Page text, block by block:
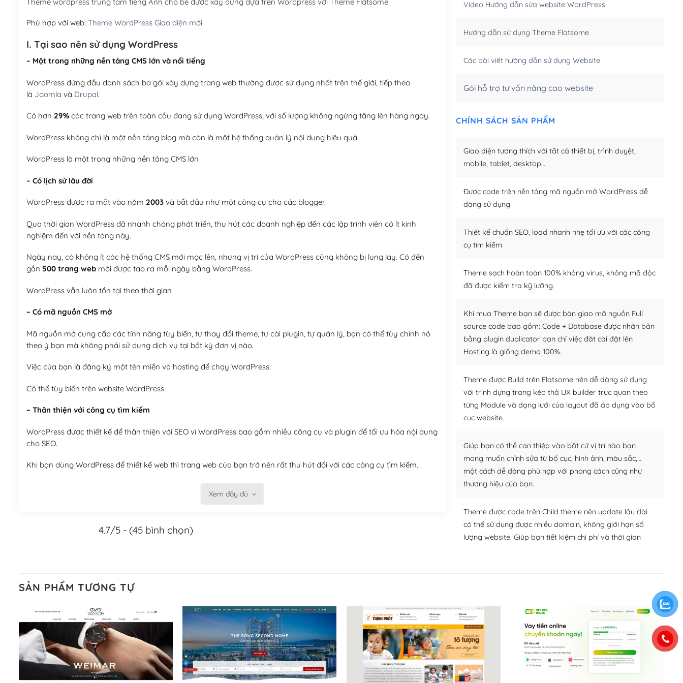
(+950,000₫)
Theme wordpress trung tâm tiếng Anh cho bé được xây dựng dựa trên Wordpress với Theme Flatsome
Phù hợp với web: Theme WordPress Giao diện mới
I. Tại sao nên sử dụng WordPress
– Một trong những nền tảng CMS lớn và nổi tiếng
WordPress đứng đầu danh sách ba gói xây dựng trang web thường được sử dụng nhất trên thế giới, tiếp theo
là Joomla và Drupal.
Có hơn 29%các trang web trên toàn cầu đang sử dụng WordPress, với số lượng không ngừng tăng lên hàng ngày.
WordPress không chỉ là một nền tảng blog mà còn là một hệ thống quản lý nội dung hiệu quả.
WordPress là một trong những nền tảng CMS lớn
– Có lịch sử lâu đời
WordPress được ra mắt vào năm 2003và bắt đầu như một công cụ cho các blogger.
Qua thời gian WordPress đã nhanh chóng phát triển, thu hút các doanh nghiệp đến các lập trình viên có ít kinh
nghiệm đến với nền tảng này.
Ngày nay, có không ít các hệ thống CMS mới mọc lên, nhưng vị trí của WordPress cũng không bị lung lay. Có đến
gần 500 trang webmới được tạo ra mỗi ngày bằng WordPress.
WordPress vẫn luôn tồn tại theo thời gian
– Có mã nguồn CMS mở
Mã nguồn mở cung cấp các tính năng tùy biến, tự thay đổi theme, tự cài plugin, tự quản lý, bạn có thể tùy chỉnh nó
theo ý bạn mà không phải sử dụng dịch vụ tại bất kỳ đơn vị nào.
Việc của bạn là đăng ký một tên miền và hosting để chạy WordPress.
Có thể tùy biến trên website WordPress
– Thân thiện với công cụ tìm kiếm
WordPress được thiết kế để thân thiện với SEO vì WordPress bao gồm nhiều công cụ và plugin để tối ưu hóa nội dung
cho SEO.
Khi bạn dùng WordPress để thiết kế web thì trang web của bạn trở nên rất thu hút đối với các công cụ tìm kiếm.
Tối ưu hóa công cụ tìm kiếm
Khi bạn sử dụng WordPress, thì vấn đề giao diện của bạn trở nên dễ dàng và nhanh chóng. Với kho Theme
– Sở hữu một cộng đồng lớn, sẵn sàng hỗ trợ
WordPress là nơi lưu trữ cho một diễn đàn cộng đồng khổng lồ được kiểm duyệt bởi các nhân viên và những người
cuồng tín WordPress.
Nếu bạn gặp khó khăn, bạn có thể lên mạng và tìm kiếm những cộng đồng WordPress, họ sẽ giúp bạn trả lời, giải
Xem đầy đủ
4.7/5 - (45 bình chọn)
Video Hướng dẫn sửa website WordPress
Hướng dẫn sử dụng Theme Flatsome
Các bài viết hướng dẫn sử dụng Website
Gói hỗ trợ tư vấn nâng cao website
CHÍNH SÁCH SẢN PHẨM
Giao diện tương thích với tất cả thiết bị, trình duyệt,
mobile, tablet, desktop…
Được code trên nền tảng mã nguồn mở WordPress dễ
dàng sử dụng
Thiết kế chuẩn SEO, load nhanh nhẹ tối ưu với các công
cụ tìm kiếm
Theme sạch hoàn toàn 100% không virus, không mã độc
đã được kiểm tra kỹ lưỡng.
Khi mua Theme bạn sẽ được bàn giao mã nguồn Full
source code bao gồm: Code + Database được nhân bản
bằng plugin duplicator bạn chỉ việc đăt cài đặt lên
Hosting là giống demo 100%.
Theme được Build trên Flatsome nên dễ dàng sử dụng
với trình dựng trang kéo thả UX builder trực quan theo
từng Module và dạng lưới của layout đã áp dụng vào bố
cục website.
Giúp bạn có thể can thiệp vào bất cứ vị trí nào bạn
mong muốn chỉnh sửa từ bố cục, hình ảnh, màu sắc,…
một cách dễ dàng phù hợp với phong cách cũng như
thương hiệu của bạn.
Theme được code trên Child theme nên update lâu dài
có thể sử dụng được nhiều domain, không giới hạn số
lượng website. Giúp bạn tiết kiệm chi phí và thời gian
SẢN PHẨM TƯƠNG TỰ